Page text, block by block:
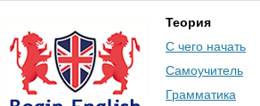
Теория
С чего начать
Самоучитель
Грамматика